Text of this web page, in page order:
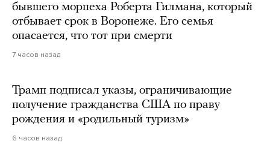
бывшего морпеха Роберта Гилмана, который
отбывает срок в Воронеже. Его семья
опасается, что тот при смерти
7 часов назад
Трамп подписал указы, ограничивающие
получение гражданства США по праву
рождения и «родильный туризм»
6 часов назад